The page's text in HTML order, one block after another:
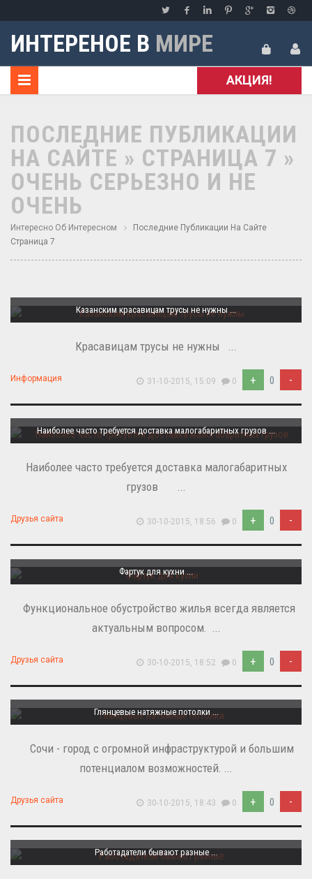
ИНТЕРЕНОЕ В МИРЕ
АКЦИЯ!
ПОСЛЕДНИЕ ПУБЛИКАЦИИ
НА САЙТЕ » СТРАНИЦА 7 »
ОЧЕНЬ СЕРЬЕЗНО И НЕ
ОЧЕНЬ
Интересно Об Интересном
Последние Публикации На Сайте
Страница 7
Казанским красавицам трусы не нужны ...
Красавицам трусы не нужны ...
Информация 31-10-2015, 15:09 0 + 0 -
Наиболее часто требуется доставка малогабаритных грузов ...
Наиболее часто требуется доставка малогабаритных
грузов ...
Друзья сайта 30-10-2015, 18:56 0 + 0 -
Фартук для кухни ...
Функциональное обустройство жилья всегда является
актуальным вопросом. ...
Друзья сайта 30-10-2015, 18:52 0 + 0 -
Глянцевые натяжные потолки ...
Сочи - город с огромной инфраструктурой и большим
потенциалом возможностей. ...
Друзья сайта 30-10-2015, 18:43 0 + 0 -
Работадатели бывают разные ...